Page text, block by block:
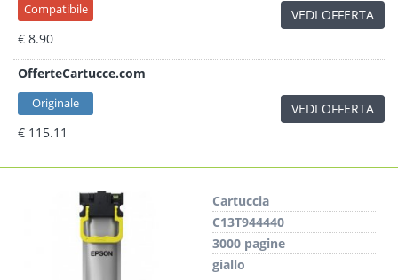
Compatibile
€ 8.90
VEDI OFFERTA
OfferteCartucce.com
Originale
€ 115.11
VEDI OFFERTA
Cartuccia
C13T944440
3000 pagine
giallo